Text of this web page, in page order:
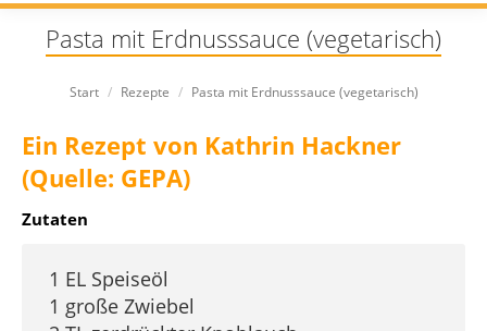
Pasta mit Erdnusssauce (vegetarisch)
Sie befinden sich hier:
Start Rezepte Pasta mit Erdnusssauce (vegetarisch)
Ein Rezept von Kathrin Hackner
(Quelle: GEPA)
Zutaten
1 EL Speiseöl
1 große Zwiebel